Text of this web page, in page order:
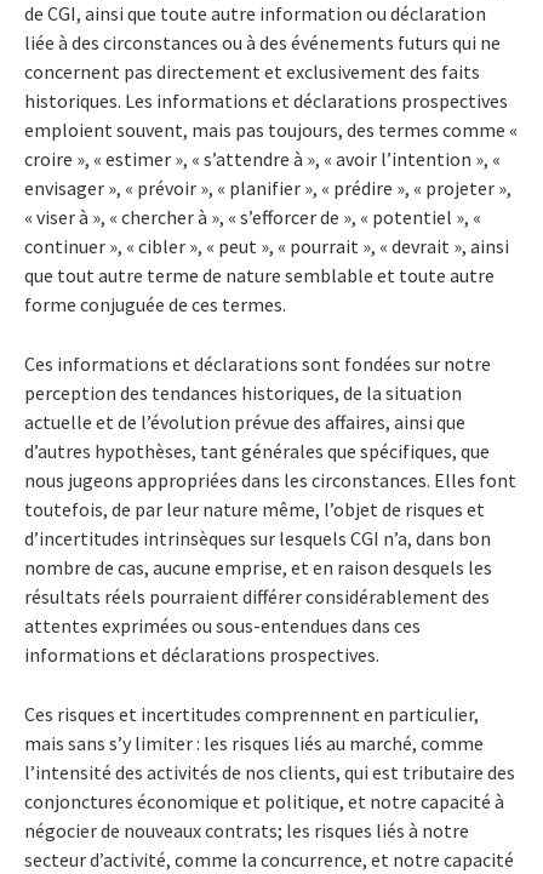
de CGI, ainsi que toute autre information ou déclaration
liée à des circonstances ou à des événements futurs qui ne
concernent pas directement et exclusivement des faits
historiques. Les informations et déclarations prospectives
emploient souvent, mais pas toujours, des termes comme «
croire », « estimer », « s’attendre à », « avoir l’intention », «
envisager », « prévoir », « planifier », « prédire », « projeter »,
« viser à », « chercher à », « s’efforcer de », « potentiel », «
continuer », « cibler », « peut », « pourrait », « devrait », ainsi
que tout autre terme de nature semblable et toute autre
forme conjuguée de ces termes.
Ces informations et déclarations sont fondées sur notre
perception des tendances historiques, de la situation
actuelle et de l’évolution prévue des affaires, ainsi que
d’autres hypothèses, tant générales que spécifiques, que
nous jugeons appropriées dans les circonstances. Elles font
toutefois, de par leur nature même, l’objet de risques et
d’incertitudes intrinsèques sur lesquels CGI n’a, dans bon
nombre de cas, aucune emprise, et en raison desquels les
résultats réels pourraient différer considérablement des
attentes exprimées ou sous-entendues dans ces
informations et déclarations prospectives.
Ces risques et incertitudes comprennent en particulier,
mais sans s’y limiter : les risques liés au marché, comme
l’intensité des activités de nos clients, qui est tributaire des
conjonctures économique et politique, et notre capacité à
négocier de nouveaux contrats; les risques liés à notre
secteur d’activité, comme la concurrence, et notre capacité